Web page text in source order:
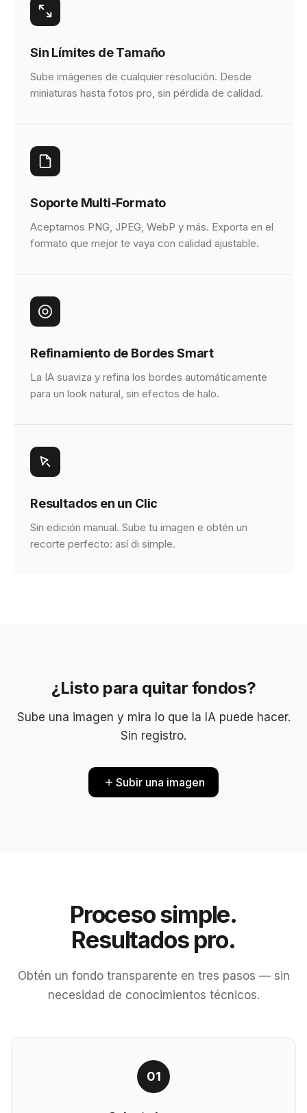
Sin Límites de Tamaño
Sube imágenes de cualquier resolución. Desde
miniaturas hasta fotos pro, sin pérdida de calidad.
Soporte Multi-Formato
Aceptamos PNG, JPEG, WebP y más. Exporta en el
formato que mejor te vaya con calidad ajustable.
Refinamiento de Bordes Smart
La IA suaviza y refina los bordes automáticamente
para un look natural, sin efectos de halo.
Resultados en un Clic
Sin edición manual. Sube tu imagen e obtén un
recorte perfecto: así di simple.
¿Listo para quitar fondos?
Sube una imagen y mira lo que la IA puede hacer.
Sin registro.
Subir una imagen
Proceso simple.
Resultados pro.
Obtén un fondo transparente en tres pasos — sin
necesidad de conocimientos técnicos.
01